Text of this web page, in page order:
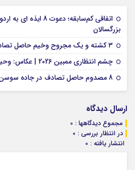
اتفاقی کم‌سابقه؛ دعوت
بزرگسالان
۳ کشته و یک مجروح وخیم حاصل تصادف شبانه در ایذه
چشم انتظاری ممبین 2026 | عکاس: وحید اورکی
8 مصدوم حاصل تصادف در جاده سوسن
ارسال دیدگاه
مجموع دیدگاهها : 0
در انتظار بررسی : 0
انتشار یافته : 0